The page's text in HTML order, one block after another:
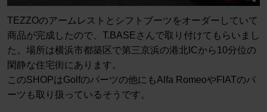
TEZZOのアームレストとシフトブーツをオーダーしていて
商品が完成したので、T.BASEさんで取り付けてもらいまし
た。場所は横浜市都築区で第三京浜の港北ICから10分位の
閑静な住宅街にあります。
このSHOPはGolfのパーツの他にもAlfa RomeoやFIATのパ
ーツも取り扱っているそうです。